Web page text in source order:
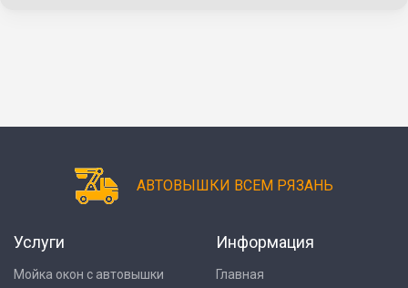
АВТОВЫШКИ ВСЕМ РЯЗАНЬ
Услуги
Мойка окон с автовышки
Информация
Главная